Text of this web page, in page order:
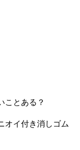
ことある？
オイ付き消しゴム